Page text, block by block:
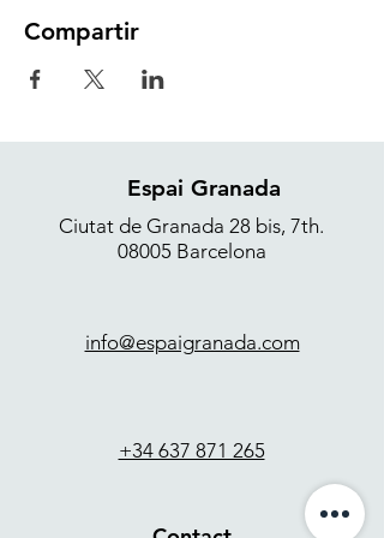
saludable y sostenible. Al concluir el taller se
comparten los platos en un ambiente
informal y relajado, acompañados de
bebidas.
Compartir
Espai Granada
Ciutat de Granada 28 bis, 7th.
08005 Barcelona
info@espaigranada.com
+34 637 871 265